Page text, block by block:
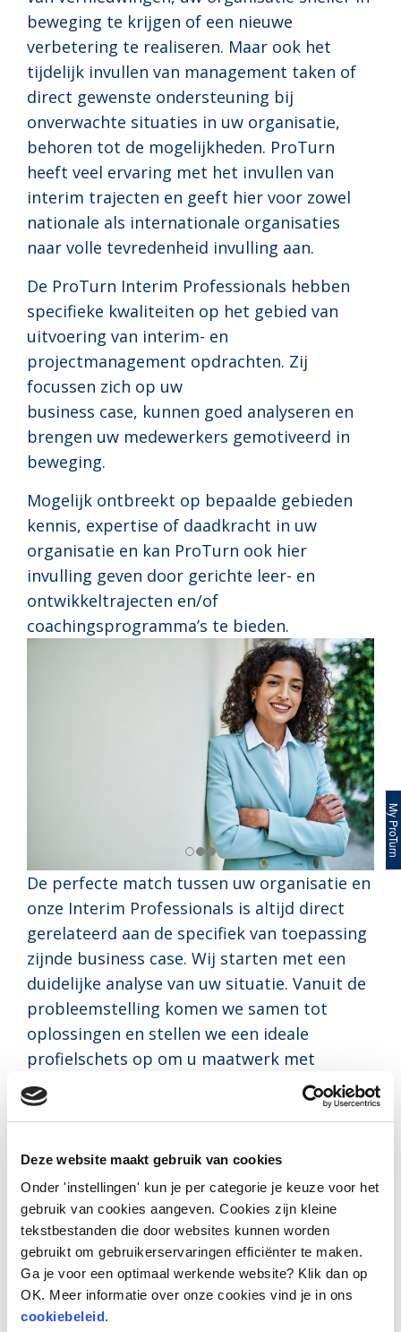
Deze website maakt gebruik van cookies
Onder 'instellingen' kun je per categorie je keuze voor het
gebruik van cookies aangeven. Cookies zijn kleine
tekstbestanden die door websites kunnen worden
gebruikt om gebruikerservaringen efficiënter te maken.
Ga je voor een optimaal werkende website? Klik dan op
OK. Meer informatie over onze cookies vind je in ons
cookiebeleid.
beweging te krijgen of een nieuwe
verbetering te realiseren. Maar ook het
tijdelijk invullen van management taken of
direct gewenste ondersteuning bij
onverwachte situaties in uw organisatie,
behoren tot de mogelijkheden. ProTurn
heeft veel ervaring met het invullen van
interim trajecten en geeft hier voor zowel
nationale als internationale organisaties
naar volle tevredenheid invulling aan.
De ProTurn Interim Professionals hebben
specifieke kwaliteiten op het gebied van
uitvoering van interim- en
projectmanagement opdrachten. Zij
focussen zich op uw
business case, kunnen goed analyseren en
brengen uw medewerkers gemotiveerd in
beweging.
Mogelijk ontbreekt op bepaalde gebieden
kennis, expertise of daadkracht in uw
organisatie en kan ProTurn ook hier
invulling geven door gerichte leer- en
ontwikkeltrajecten en/of
coachingsprogramma’s te bieden.
De perfecte match tussen uw organisatie en
onze Interim Professionals is altijd direct
gerelateerd aan de specifiek van toepassing
zijnde business case. Wij starten met een
duidelijke analyse van uw situatie. Vanuit de
probleemstelling komen we samen tot
oplossingen en stellen we een ideale
profielschets op om u maatwerk met
onze ervaren Interim Professionals te
kunnen leveren. Naast de inzet van onze
professionals, zijn onze
samenwerkingsvormen en
de daaraan gekoppelde overeenkomsten
duidelijk en laagdrempelig. We hanteren een
uiterst faire prijsstelling en kunnen onze
Interim Professionals binnen uw organisatie
al inzetten vanaf 160 uur! Naast de hoog
My ProTurn